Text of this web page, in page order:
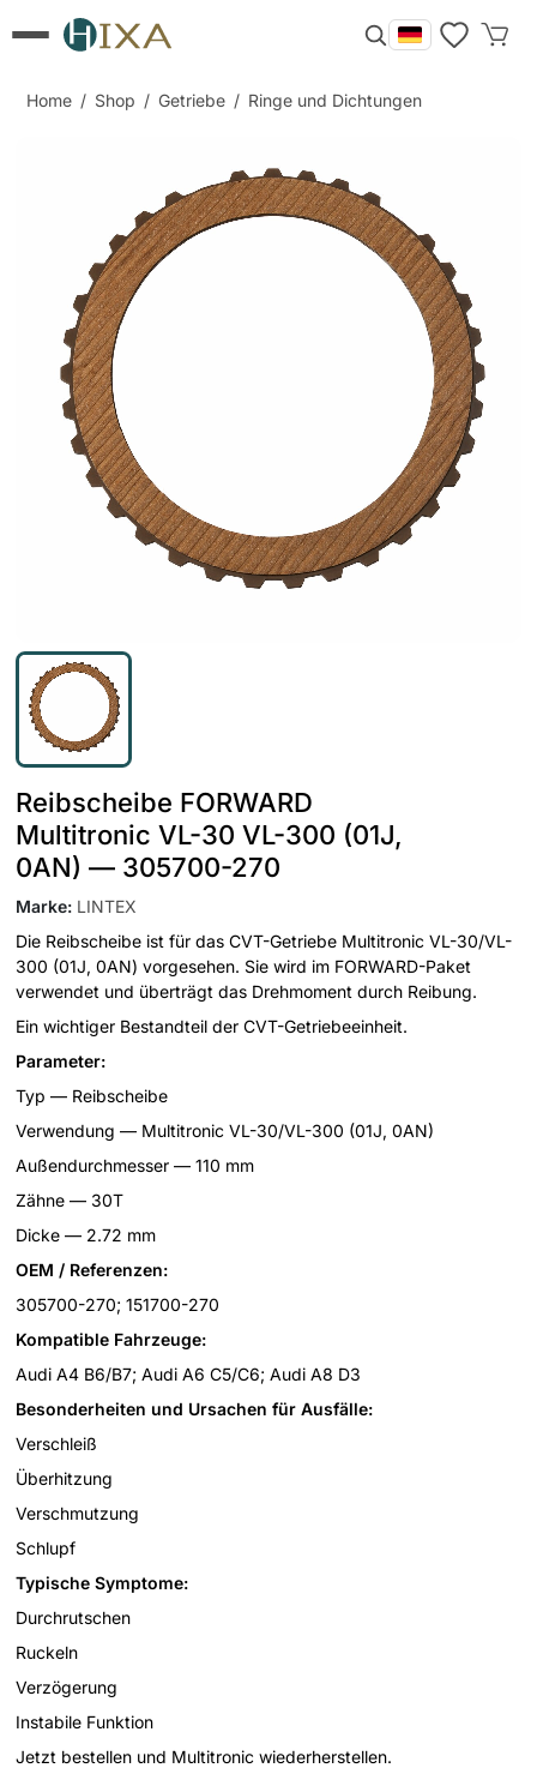
Home / Shop / Getriebe / Ringe und Dichtungen
Reibscheibe FORWARD
Multitronic VL-30 VL-300 (01J,
0AN) — 305700-270
Marke: LINTEX
Die Reibscheibe ist für das CVT-Getriebe Multitronic VL-30/VL-
300 (01J, 0AN) vorgesehen. Sie wird im FORWARD-Paket
verwendet und überträgt das Drehmoment durch Reibung.
Ein wichtiger Bestandteil der CVT-Getriebeeinheit.
Parameter:
Typ — Reibscheibe
Verwendung — Multitronic VL-30/VL-300 (01J, 0AN)
Außendurchmesser — 110 mm
Zähne — 30T
Dicke — 2.72 mm
OEM / Referenzen:
305700-270; 151700-270
Kompatible Fahrzeuge:
Audi A4 B6/B7; Audi A6 C5/C6; Audi A8 D3
Besonderheiten und Ursachen für Ausfälle:
Verschleiß
Überhitzung
Verschmutzung
Schlupf
Typische Symptome:
Durchrutschen
Ruckeln
Verzögerung
Instabile Funktion
Jetzt bestellen und Multitronic wiederherstellen.